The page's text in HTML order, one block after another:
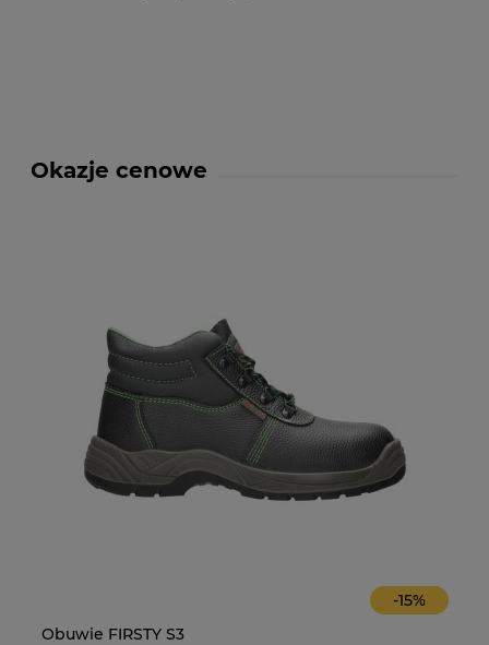
Okazje cenowe
-15%
Obuwie FIRSTY S3